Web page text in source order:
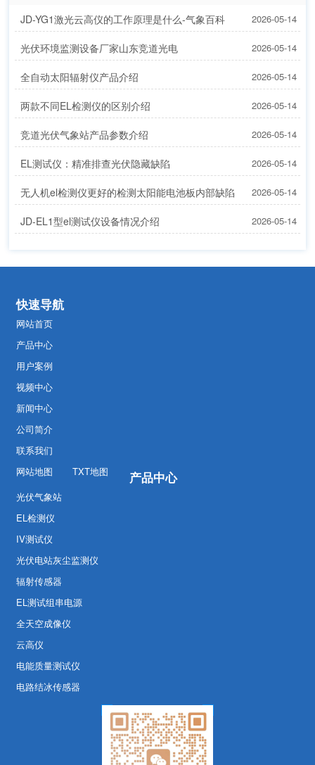
JD-YG1激光云高仪的工作原理是什么-气象百科 2026-05-14
光伏环境监测设备厂家山东竞道光电 2026-05-14
全自动太阳辐射仪产品介绍 2026-05-14
两款不同EL检测仪的区别介绍 2026-05-14
竞道光伏气象站产品参数介绍 2026-05-14
EL测试仪：精准排查光伏隐藏缺陷 2026-05-14
无人机el检测仪更好的检测太阳能电池板内部缺陷 2026-05-14
JD-EL1型el测试仪设备情况介绍 2026-05-14
快速导航
网站首页
产品中心
用户案例
视频中心
新闻中心
公司简介
联系我们
网站地图
TXT地图 产品中心
光伏气象站
EL检测仪
IV测试仪
光伏电站灰尘监测仪
辐射传感器
EL测试组串电源
全天空成像仪
云高仪
电能质量测试仪
电路结冰传感器